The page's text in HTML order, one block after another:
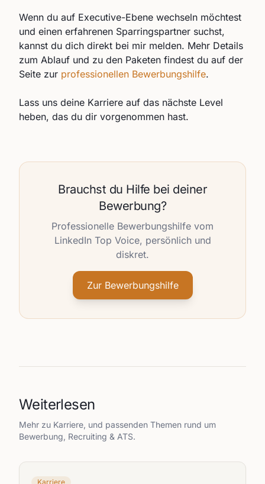
Wenn du auf Executive-Ebene wechseln möchtest
und einen erfahrenen Sparringspartner suchst,
kannst du dich direkt bei mir melden. Mehr Details
zum Ablauf und zu den Paketen findest du auf der
Seite zur professionellen Bewerbungshilfe.
Lass uns deine Karriere auf das nächste Level
heben, das du dir vorgenommen hast.
Brauchst du Hilfe bei deiner
Bewerbung?
Professionelle Bewerbungshilfe vom
LinkedIn Top Voice, persönlich und
diskret.
Zur Bewerbungshilfe
Weiterlesen
Mehr zu Karriere, und passenden Themen rund um
Bewerbung, Recruiting & ATS.
Karriere